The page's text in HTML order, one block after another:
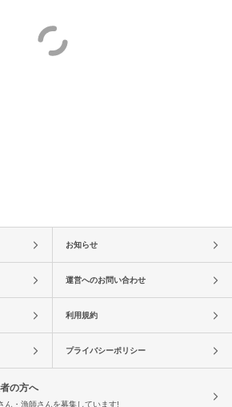
お知らせ
運営へのお問い合わせ
利用規約
プライバシーポリシー
の方へ
ん・漁師さんを募集しています!